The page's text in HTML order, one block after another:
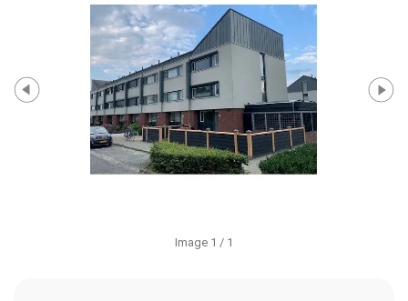
Image 1 / 1